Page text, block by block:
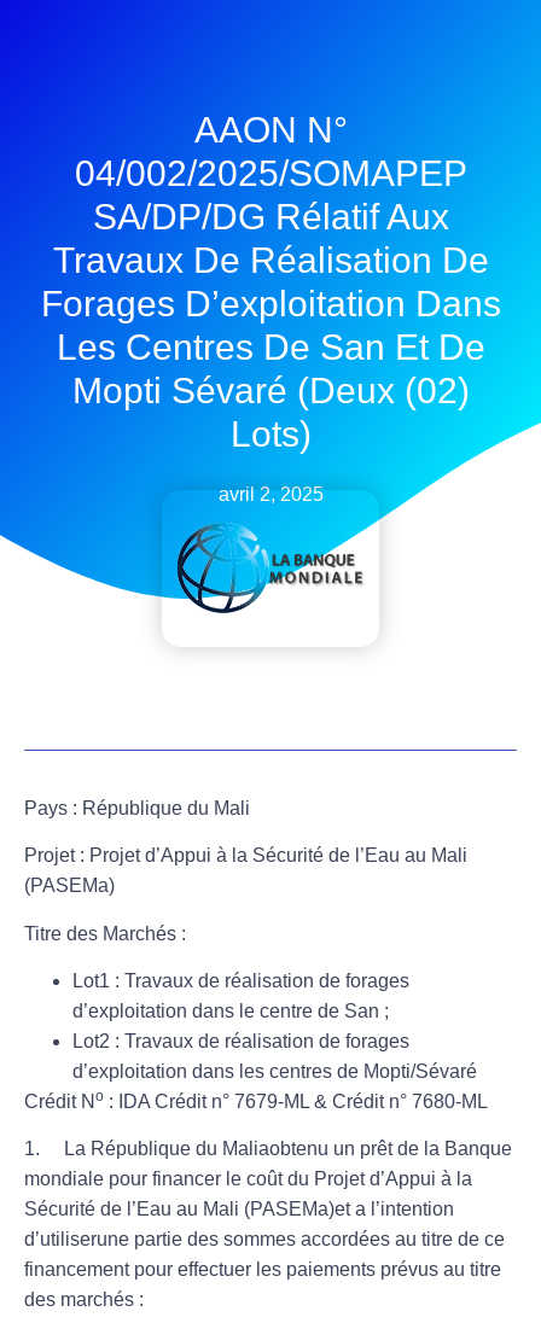
AAON N°
04/002/2025/SOMAPEP
SA/DP/DG Rélatif Aux
Travaux De Réalisation De
Forages D’exploitation Dans
Les Centres De San Et De
Mopti Sévaré (deux (02)
Lots)
avril 2, 2025
Pays : République du Mali
Projet : Projet d’Appui à la Sécurité de l’Eau au Mali
(PASEMa)
Titre des Marchés :
Lot1 : Travaux de réalisation de forages
d’exploitation dans le centre de San ;
Lot2 : Travaux de réalisation de forages
d’exploitation dans les centres de Mopti/Sévaré
Crédit N o : IDA Crédit n° 7679-ML & Crédit n° 7680-ML
1. La République du Maliaobtenu un prêt de la Banque
mondiale pour financer le coût du Projet d’Appui à la
Sécurité de l’Eau au Mali (PASEMa)et a l’intention
d’utiliserune partie des sommes accordées au titre de ce
financement pour effectuer les paiements prévus au titre
des marchés :